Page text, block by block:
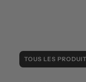
TOUS LES